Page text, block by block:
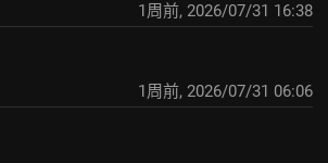
1周前, 2026/07/31 16:38
1周前, 2026/07/31 06:06